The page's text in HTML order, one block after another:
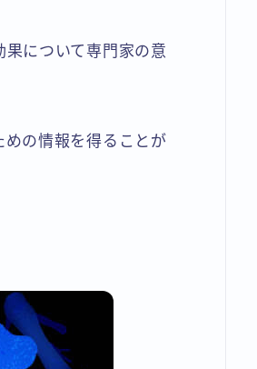
について専門家の意
の情報を得ることが